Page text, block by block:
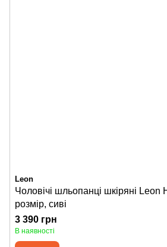
Leon
Чоловічі шльопанці шкіряні Leon
розмір, сиві
3 390 грн
В наявності